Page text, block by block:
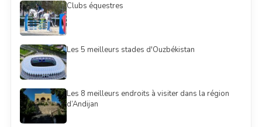
Clubs équestres
Les 5 meilleurs stades d'Ouzbékistan
Les 8 meilleurs endroits à visiter dans la région
d’Andijan